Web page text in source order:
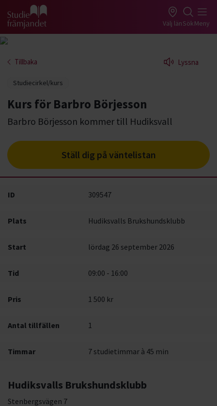
Gå till studiefrämjandets startsida Välj länSökMeny
Tillbaka Lyssna
Studiecirkel/kurs
Kurs för Barbro Börjesson
Barbro Börjesson kommer till Hudiksvall
Ställ dig på väntelistan
ID 309547
Plats Hudiksvalls Brukshundsklubb
Start lördag 26 september 2026
Tid 09:00 - 16:00
Pris 1 500 kr
Antal tillfällen 1
Timmar 7 studietimmar à 45 min
Hudiksvalls Brukshundsklubb
Stenbergsvägen 7